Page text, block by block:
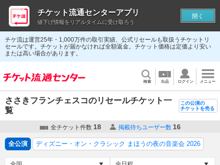
チケ流は運営25年・1,000万件の取引実績、公式リセールも取扱うチケットリ
セールです。チケットが届かなければ全額返金。チケット価格は定価より安い
または高い場合があります。
検索 出品 ログイン メニュー
ささきフランチェスコのリセールチケット一
覧
この公演の
チケットを売る
全チケット件数 18 掲載待ちユーザー数 16
全公演 ディズニー・オン・クラシック まほうの夜の音楽会 2026
チケット流通センターアプリ
値下げ情報をリアルタイムに受け取ろう
開く